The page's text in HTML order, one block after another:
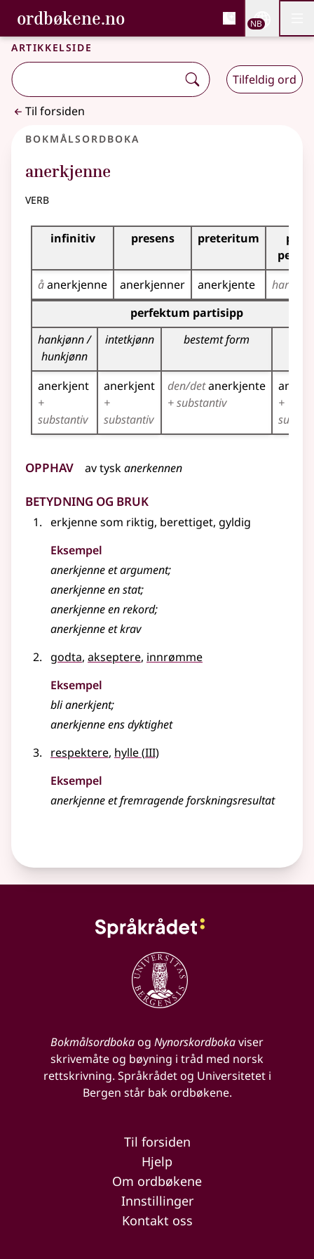
Gå til hovedinnhold
Tilgjengelighet
ordbøkene.no, Bokmålsordboka og
Bokmålsordboka og Nynorskordboka
NB
Artikkelside
Tilfeldig ord
Til forsiden
Bokmålsordboka
anerkjenne
verb
Bøyingstabell for dette verbet
infinitiv presens preteritum
åanerkjenne anerkjenner anerkjente har
Bøyingstabell for dette verbet (partisippformer)
perfektum partisipp
hankjønn /
hunkjønn
intetkjønn bestemt form
anerkjent
+
substantiv
anerkjent
+
substantiv
den/detanerkjente
+ substantiv
+
Opphav avtyskanerkennen
Betydning og bruk
erkjenne som riktig, berettiget, gyldig
Eksempel
anerkjenneet argument;
anerkjenneen stat;
anerkjenneen rekord;
anerkjenneet krav
godta, akseptere, innrømme
Eksempel
bli anerkjent;
anerkjenneens dyktighet
respektere, hylle(3
III)
Eksempel
anerkjenne et fremragende forskningsresultat
Bokmålsordbokaog Nynorskordbokaviser
skrivemåte og bøyning i tråd med norsk
rettskrivning. Språkrådet og Universitetet i
Bergen står bak ordbøkene.
Til forsiden
Hjelp
Om ordbøkene
Innstillinger
Kontakt oss